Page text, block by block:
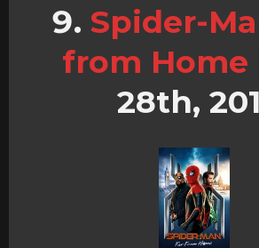
Spider-
from Home
28th,